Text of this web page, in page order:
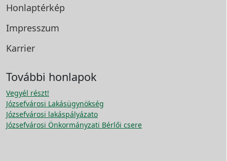
Honlaptérkép
Impresszum
Karrier
További honlapok
Vegyél részt!
Józsefvárosi Lakásügynökség
Józsefvárosi lakáspályázato
Józsefvárosi Önkormányzati Bérlői csere